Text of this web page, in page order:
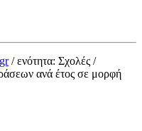
/ ενότητα: Σχολές /
ανά έτος σε μορφή